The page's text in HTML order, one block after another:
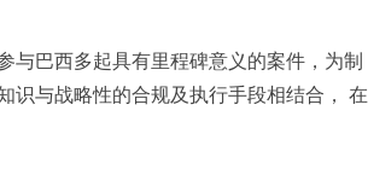
与巴西多起具有里程碑意义的案件，为制
识与战略性的合规及执行手段相结合， 在